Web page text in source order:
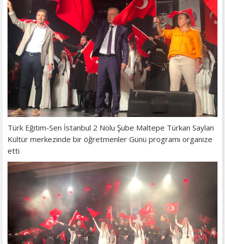
Türk Eğitim-Sen İstanbul 2 Nolu Şube Maltepe Türkan Saylan
Kültür merkezinde bir öğretmenler Günü programı organize
etti